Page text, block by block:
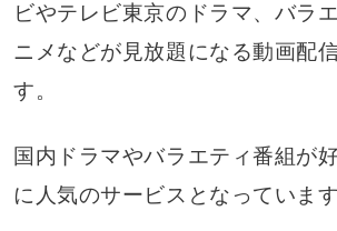
ビやテレビ東京のドラマ、バラ
ニメなどが見放題になる動画配
す。
国内ドラマやバラエティ番組が
に人気のサービスとなっています